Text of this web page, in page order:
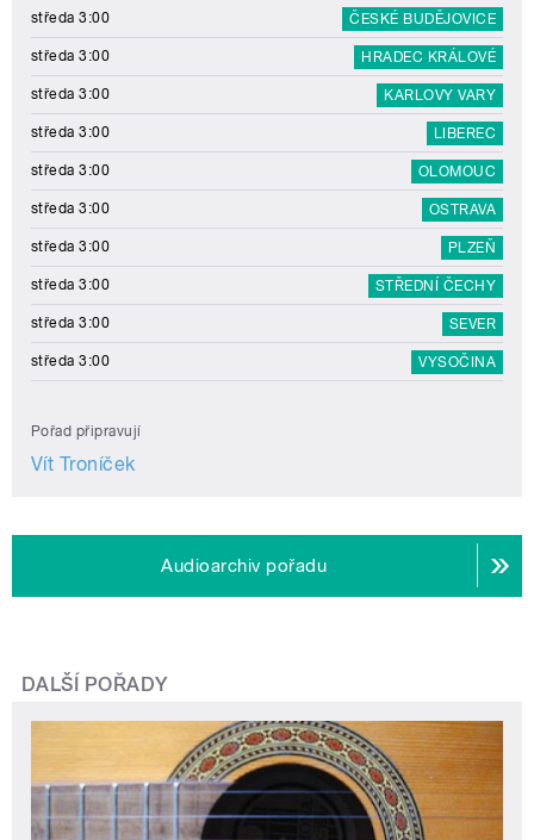
středa 3:00 ČESKÉ BUDĚJOVICE
středa 3:00 HRADEC KRÁLOVÉ
středa 3:00 KARLOVY VARY
středa 3:00 LIBEREC
středa 3:00 OLOMOUC
středa 3:00 OSTRAVA
středa 3:00 PLZEŇ
středa 3:00 STŘEDNÍ ČECHY
středa 3:00 SEVER
středa 3:00 VYSOČINA
Pořad připravují
Vít Troníček
Audioarchiv pořadu
DALŠÍ POŘADY